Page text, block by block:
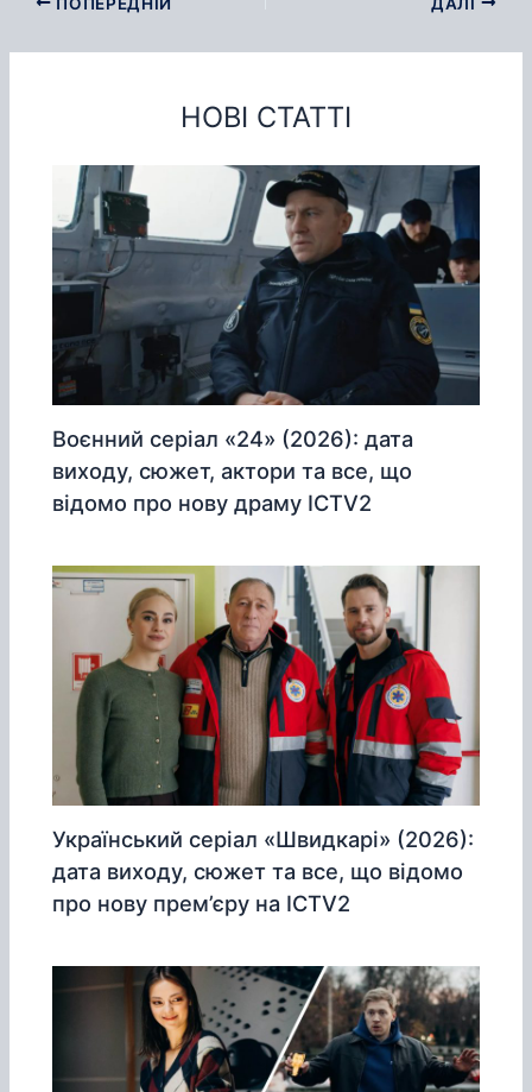
НОВІ СТАТТІ
Воєнний серіал «24» (2026): дата
виходу, сюжет, актори та все, що
відомо про нову драму ICTV2
Український серіал «Швидкарі» (2026):
дата виходу, сюжет та все, що відомо
про нову прем’єру на ICTV2